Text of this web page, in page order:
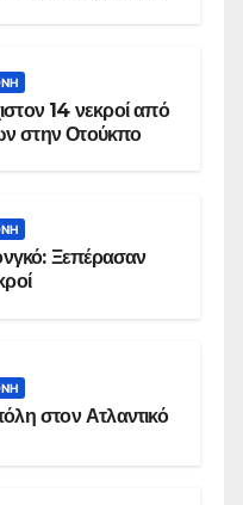
14 νεκροί από
στην Οτούκπο
Ξεπέρασαν
στον Ατλαντικό